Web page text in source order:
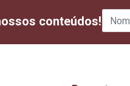
conteúdos!